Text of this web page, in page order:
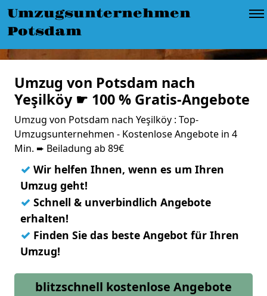
Umzugsunternehmen
Potsdam
Umzug von Potsdam nach
Yeşilköy ☛ 100 % Gratis-Angebote
Umzug von Potsdam nach Yeşilköy : Top-
Umzugsunternehmen - Kostenlose Angebote in 4
Min. ➨ Beiladung ab 89€
✓ Wir helfen Ihnen, wenn es um Ihren
Umzug geht!
✓ Schnell & unverbindlich Angebote
erhalten!
✓ Finden Sie das beste Angebot für Ihren
Umzug!
blitzschnell kostenlose Angebote